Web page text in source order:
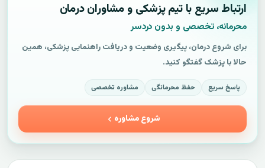
ارتباط سریع با تیم پزشکی و مشاوران درمان
محرمانه، تخصصی و بدون دردسر
برای شروع درمان، پیگیری وضعیت و دریافت راهنمایی پزشکی، همین
حالا با پزشک گفتگو کنید.
پاسخ سریع حفظ محرمانگی مشاوره تخصصی
شروع مشاوره